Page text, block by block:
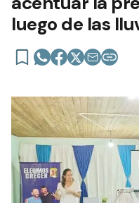
luego de las